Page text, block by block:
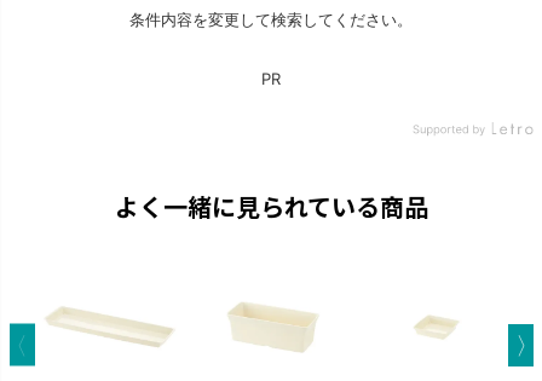
よく一緒に見られている商品